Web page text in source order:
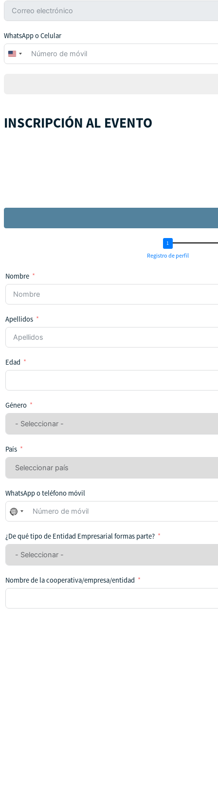
WhatsApp o Celular
United
States
INSCRIPCIÓN AL EVENTO
Registro de perfil
Nombre
Apellidos
Edad
Género
País
WhatsApp o teléfono móvil
No
se
seleccionado
ningún
¿De qué tipo de Entidad Empresarial formas parte?
Nombre de la cooperativa/empresa/entidad